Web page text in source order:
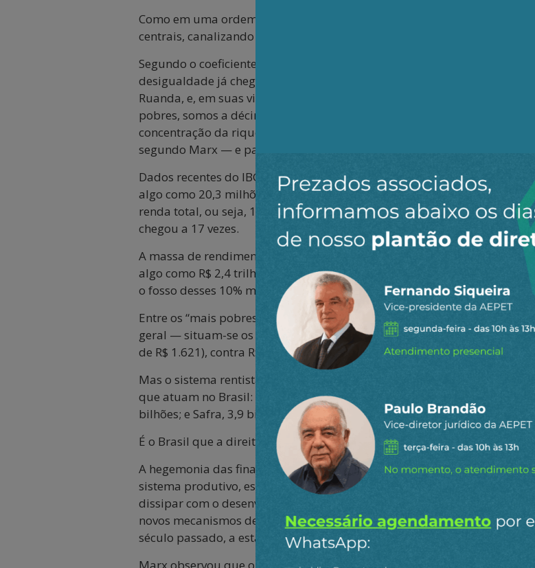
Como em uma ordem de vasos comunicantes, as elites econômicas
centrais, canalizando renda para setores de alto valor agregado e baixa
Segundo o coeficiente Gini (que varia de 0 — igualdade total — a 1 —
desigualdade já chega a 0,51. Nesse coeficiente encontram-se --
Ruanda, e, em suas vizinhanças, Moçambique (0,54) e Zâmbia (0,57).
pobres, somos a décima economia do mundo. Ou seja, a desigualdade
concentração da riqueza, acumulada pelo capital, que cresce mesmo
segundo Marx — e passa à margem da produção.
Dados recentes do IBGE, lamentavelmente sem revelarem novidade,
algo como 20,3 milhões de pessoas em uma população estimada em
renda total, ou seja, 13 a 14 vezes mais que os 40% mais pobres,
chegou a 17 vezes.
A massa de rendimentos domiciliares em 2025, foi de cerca de R$ 5,8
algo como R$ 2,4 trilhões/ano, considerando o PIB de R$ 12,7 trilhões.
o fosso desses 10% mais ricos, como renda corrente.
Entre os “mais pobres” — brasileiros integrados no processo
geral — situam-se os que percebem renda mensal variante entre R$
de R$ 1.621), contra R$ 7 mil e 9 mil, renda estimada dos 10% mais ricos.
Mas o sistema rentista nada tem a reclamar. É o que proclamam os
que atuam no Brasil: Itaú, 46,8 bilhões de reais; Bradesco, 24,6 bilhões;
bilhões; e Safra, 3,9 bilhões.
É o Brasil que a direita pretende preservar.
A hegemonia das finanças e as transformações tecnológicas
sistema produtivo, estamparam a tendência estrutural do capitalismo
dissipar com o desenvolvimento econômico, o capitalismo globalizado
novos mecanismos de reprodução, refazendo-se após crises
século passado, a estagflação dos anos 1970, e, mais recentemente, a
Marx observou que o capital, ao se acumular, tende inevitavelmente à